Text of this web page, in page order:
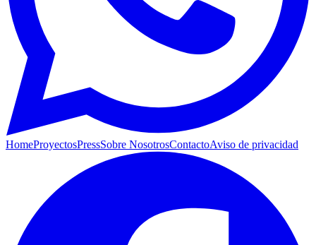
HomeProyectosPressSobre NosotrosContactoAviso de privacidad